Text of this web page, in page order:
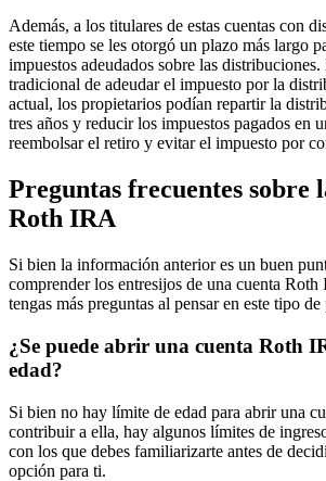
Además, a los titulares de estas cuentas con
este tiempo se les otorgó un plazo más largo
impuestos adeudados sobre las
tradicional de adeudar el impuesto por la
actual, los propietarios podían repartir la
tres años y reducir los impuestos pagados en
reembolsar el retiro y evitar el impuesto por
Preguntas frecuentes sobre
Roth IRA
Si bien la información anterior es un buen
comprender los entresijos de una cuenta
tengas más preguntas al pensar en este tipo
¿Se puede abrir una cuenta Roth
edad?
Si bien no hay límite de edad para abrir una
contribuir a ella, hay algunos límites de
con los que debes familiarizarte antes de
opción para ti.